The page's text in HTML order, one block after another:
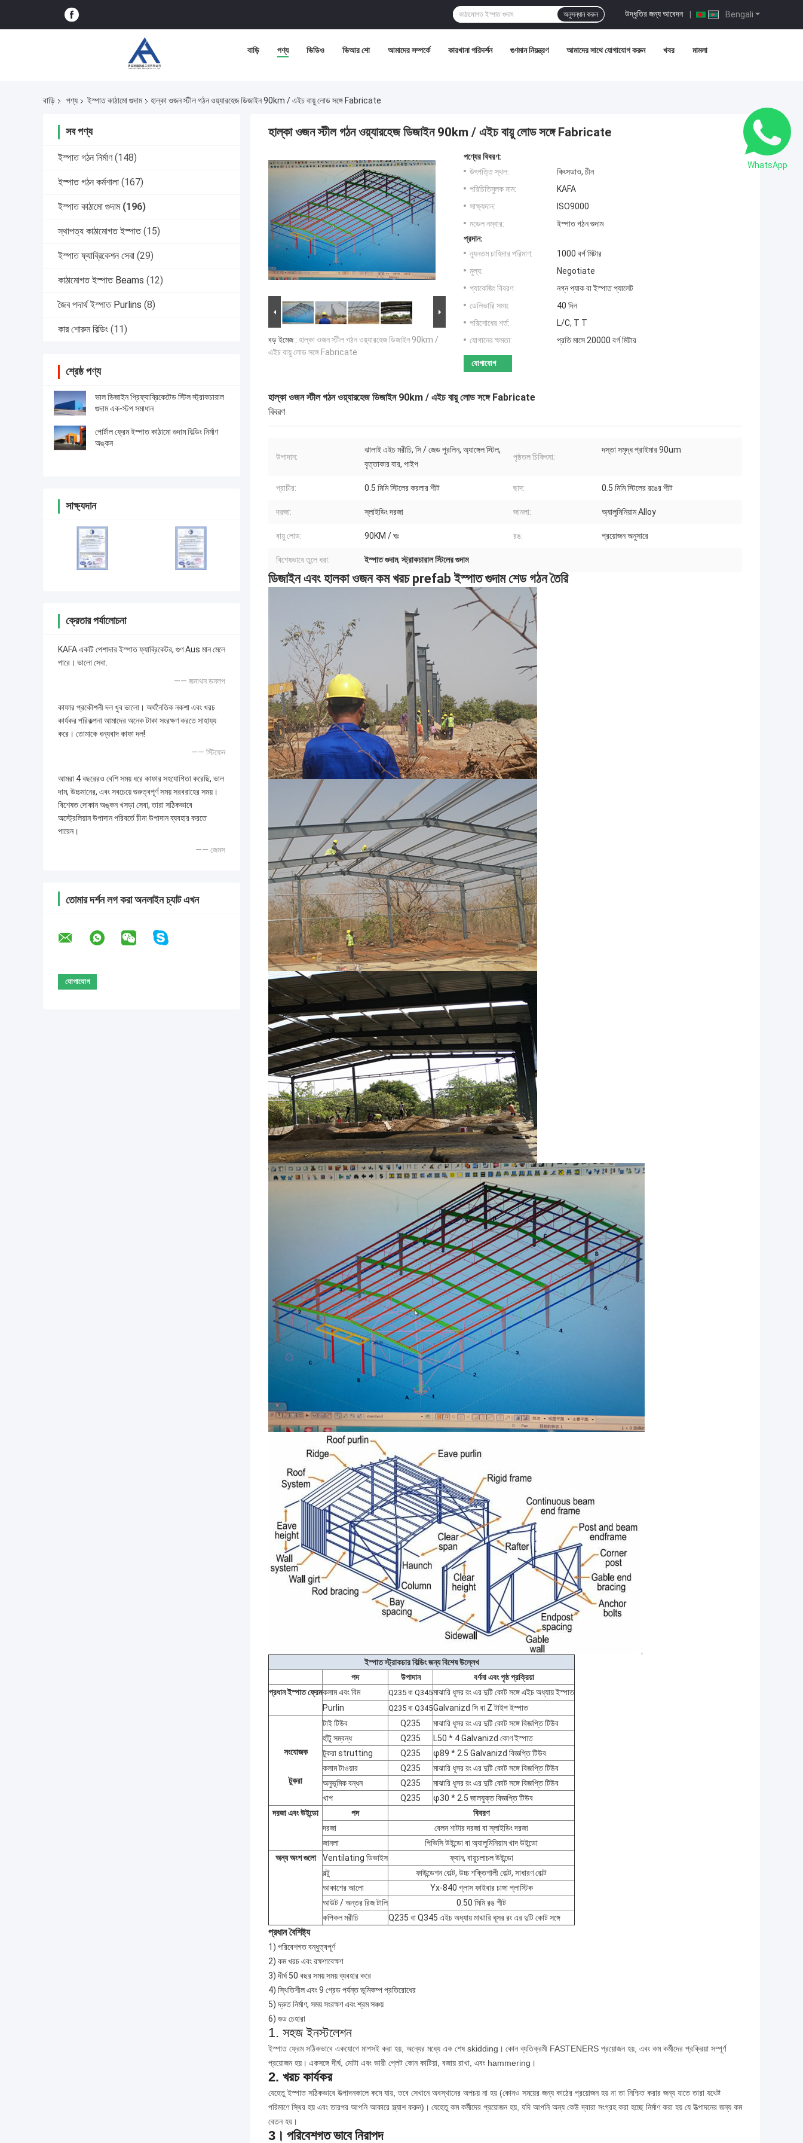
Bengali
উদ্ধৃতির জন্য আবেদন |
অনুসন্ধান করুন
বাড়ি পণ্য ভিডিও ভিআর শো আমাদের সম্পর্কে কারখানা পরিদর্শন গুণমান নিয়ন্ত্রণ আমাদের সাথে যোগাযোগ করুন খবর মামলা
বাড়ি পণ্য ইস্পাত কাঠামো গুদাম হাল্কা ওজন স্টীল গঠন ওয়্যারহেজ ডিজাইন 90km / এইচ বায়ু লোড সঙ্গে Fabricate
সব পণ্য
ইস্পাত গঠন নির্মাণ (148)
ইস্পাত গঠন কর্মশালা (167)
ইস্পাত কাঠামো গুদাম (196)
স্থাপত্য কাঠামোগত ইস্পাত (15)
ইস্পাত ফ্যাব্রিকেশন সেবা (29)
কাঠামোগত ইস্পাত Beams (12)
জৈব পদার্থ ইস্পাত Purlins (8)
কার শোরুম বিল্ডিং (11)
শ্রেষ্ঠ পণ্য
ভাল ডিজাইন প্রিফ্যাব্রিকেটেড স্টিল স্ট্রাকচারাল
গুদাম এক-স্টপ সমাধান
পোর্টাল ফ্রেম ইস্পাত কাঠামো গুদাম বিল্ডিং নির্মাণ
অঙ্কন
সাক্ষ্যদান
ক্রেতার পর্যালোচনা
KAFA একটি পেশাদার ইস্পাত ফ্যাব্রিকেটর, গুণ Aus মান মেলে
পারে। ভালো সেবা.
—— জনাথন ডনলপ
কাফার প্রকৌশলী দল খুব ভালো। অর্থনৈতিক নকশা এবং খরচ
কার্যকর পরিকল্পনা আমাদের অনেক টাকা সংরক্ষণ করতে সাহায্য
করে। তোমাকে ধন্যবাদ কাফা দল!
—— স্টিফেন
আমরা 4 বছরেরও বেশি সময় ধরে কাফার সহযোগিতা করেছি, ভাল
দাম, উচ্চমানের, এবং সবচেয়ে গুরুত্বপূর্ণ সময় সরবরাহের সময়।
বিশেষত দোকান অঙ্কন খসড়া সেবা, তারা সঠিকভাবে
অস্ট্রেলিয়ান উপাদান পরিবর্তে চীনা উপাদান ব্যবহার করতে
পারেন।
—— জেমস
তোমার দর্শন লগ করা অনলাইন চ্যাট এখন
হাল্কা ওজন স্টীল গঠন ওয়্যারহেজ ডিজাইন 90km / এইচ বায়ু লোড সঙ্গে Fabricate
বড় ইমেজ : হাল্কা ওজন স্টীল গঠন ওয়্যারহেজ ডিজাইন 90km /
এইচ বায়ু লোড সঙ্গে Fabricate
পণ্যের বিবরণ:
উৎপত্তি স্থল:
কিংসডাও, চীন
পরিচিতিমুলক নাম:
KAFA
সাক্ষ্যদান:
ISO9000
মডেল নম্বার:
ইস্পাত গঠন গুদাম
প্রদান:
ন্যূনতম চাহিদার পরিমাণ:
1000 বর্গ মিটার
মূল্য:
Negotiate
প্যাকেজিং বিবরণ:
নগ্ন প্যাক বা ইস্পাত প্যালেট
ডেলিভারি সময়:
40 দিন
পরিশোধের শর্ত:
L/C, T T
যোগানের ক্ষমতা:
প্রতি মাসে 20000 বর্গ মিটার
যোগাযোগ
হাল্কা ওজন স্টীল গঠন ওয়্যারহেজ ডিজাইন 90km / এইচ বায়ু লোড সঙ্গে Fabricate
বিবরণ
উপাদান:
ঝালাই এইচ মরীচি, সি / জেড পুরলিন, অ্যাঙ্গেল স্টিল,
বৃত্তাকার বার, পাইপ
পৃষ্ঠতল চিকিৎসা:
দস্তা সমৃদ্ধ প্রাইমার 90um
প্রাচীর: 0.5 মিমি স্টিলের করলার শীট ছাদ: 0.5 মিমি স্টিলের রঙের শীট
দরজা: স্লাইডিং দরজা জানলা: অ্যালুমিনিয়াম Alloy
বায়ু লোড: 90KM / ঘঃ রঙ: প্রয়োজন অনুসারে
বিশেষভাবে তুলে ধরা: ইস্পাত গুদাম,স্ট্রাকচারাল স্টিলের গুদাম
ডিজাইন এবং হালকা ওজন কম খরচ prefab ইস্পাত গুদাম শেড গঠন তৈরি
ইস্পাত স্ট্রাকচার বিল্ডিং জন্য বিশেষ উল্লেখ
পদ
উপাদান বর্ণনাএবং পৃষ্ঠ প্রক্রিয়া
প্রধান ইস্পাত ফ্রেমকলাম এবং বিম Q235 বা Q345মাঝারি ধূসর রং এর দুটি কোট সঙ্গে এইচ অধ্যায় ইস্পাত
Purlin
Q235 বা Q345Galvanizd সি বা Z টাইপ ইস্পাত
সংযোজক
টুকরা
টাই টিউব Q235
মাঝারি ধূসর রং এর দুটি কোট সঙ্গে বিজ্ঞপ্তি টিউব
হাঁটু সম্বন্ধ
Q235
L50 * 4 Galvanizd কোণ ইস্পাত
টুকরা strutting
Q235
φ89 * 2.5 Galvanizd বিজ্ঞপ্তি টিউব
কলাম টাওয়ার
Q235
মাঝারি ধূসর রং এর দুটি কোট সঙ্গে বিজ্ঞপ্তি টিউব
অনুভূমিক বন্ধন
Q235
মাঝারি ধূসর রং এর দুটি কোট সঙ্গে বিজ্ঞপ্তি টিউব
খাপ
Q235
φ30 * 2.5 জালযুক্ত বিজ্ঞপ্তি টিউব
দরজা এবং উইন্ডো
পদ
বিবরণ
দরজা
বেলন শাটার দরজা বা স্লাইডিং দরজা
জানলা
পিভিসি উইন্ডো বা অ্যালুমিনিয়াম খাদ উইন্ডো
অন্য অংশ গুলো
Ventilating ডিভাইস
ফ্যান, বায়ুচলাচল উইন্ডো
বল্টু
ফাউন্ডেশন বোল্ট, উচ্চ শক্তিশালী বোল্ট, সাধারণ বোল্ট
আকাশের আলো
Yx-840 গ্লাস ফাইবার চাঙ্গা প্লাস্টিক
আউট / অন্তর রিজ টালি
0.50 মিমি রঙ শীট
কপিকল মরীচি
Q235 বা Q345 এইচ অধ্যায় মাঝারি ধূসর রং এর দুটি কোট সঙ্গে
প্রধান বৈশিষ্ট্য
1) পরিবেশগত বন্ধুত্বপূর্ণ
2) কম খরচ এবং রক্ষণাবেক্ষণ
3) দীর্ঘ 50 বছর সময় সময় ব্যবহার করে
4) স্থিতিশীল এবং 9 গ্রেড পর্যন্ত ভূমিকম্প প্রতিরোধের
5) দ্রুত নির্মাণ, সময় সংরক্ষণ এবং শ্রম সঞ্চয়
6) গুড চেহারা
1. সহজ ইনস্টলেশন
ইস্পাত ফ্রেম সঠিকভাবে একযোগে মাপসই করা হয়, অন্যের মধ্যে এক শেষ skidding। কোন ব্যতিক্রমী FASTENERS প্রয়োজন হয়, এবং কম কর্মীদের প্রক্রিয়া সম্পূর্ণ
প্রয়োজন হয়। একসঙ্গে দীর্ঘ, মোটা এবং ভারী প্লেট কোন কাটিয়া, বজায় রাখা, এবং hammering।
2. খরচ কার্যকর
যেহেতু ইস্পাত সঠিকভাবে উত্পাদনকালে কমে যায়, তবে সেখানে অবস্থানের অপচয় না হয় (কোনও সময়ের জন্য কাঠের প্রয়োজন হয় না তা নিশ্চিত করার জন্য যাতে তারা যথেষ্ট
পরিমাণে স্থির হয় এবং তারপর আপনি আকারে স্ল্যাশ করুন)। যেহেতু কম কর্মীদের প্রয়োজন হয়, যদি আপনি অন্য কেউ দ্বারা সংগ্রহ করা হচ্ছে নির্মাণ করা হয় যে উত্পাদনের জন্য কম
বেতন হয়।
3। পরিবেশগত ভাবে নিরাপদ
WhatsApp